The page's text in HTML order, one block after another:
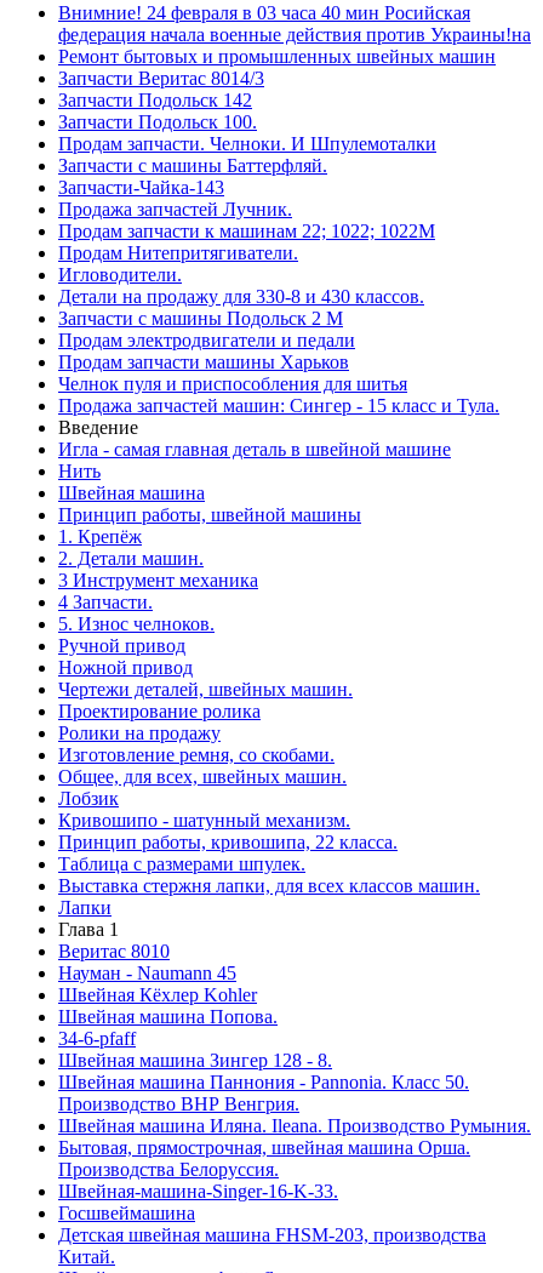
Внимние! 24 февраля в 03 часа 40 мин Росийская
федерация начала военные действия против Украины!на
Ремонт бытовых и промышленных швейных машин
Запчасти Веритас 8014/3
Запчасти Подольск 142
Запчасти Подольск 100.
Продам запчасти. Челноки. И Шпулемоталки
Запчасти с машины Баттерфляй.
Запчасти-Чайка-143
Продажа запчастей Лучник.
Продам запчасти к машинам 22; 1022; 1022М
Продам Нитепритягиватели.
Игловодители.
Детали на продажу для 330-8 и 430 классов.
Запчасти с машины Подольск 2 М
Продам электродвигатели и педали
Продам запчасти машины Харьков
Челнок пуля и приспособления для шитья
Продажа запчастей машин: Сингер - 15 класс и Тула.
Введение
Игла - самая главная деталь в швейной машине
Нить
Швейная машина
Принцип работы, швейной машины
1. Крепёж
2. Детали машин.
3 Инструмент механика
4 Запчасти.
5. Износ челноков.
Ручной привод
Ножной привод
Чертежи деталей, швейных машин.
Проектирование ролика
Ролики на продажу
Изготовление ремня, со скобами.
Общее, для всех, швейных машин.
Лобзик
Кривошипо - шатунный механизм.
Принцип работы, кривошипа, 22 класса.
Таблица с размерами шпулек.
Выставка стержня лапки, для всех классов машин.
Лапки
Глава 1
Веритас 8010
Науман - Naumann 45
Швейная Кёхлер Kohler
Швейная машина Попова.
34-6-pfaff
Швейная машина Зингер 128 - 8.
Швейная машина Паннония - Pannonia. Класс 50.
Производство ВНР Венгрия.
Швейная машина Иляна. Ileana. Производство Румыния.
Бытовая, прямострочная, швейная машина Орша.
Производства Белоруссия.
Швейная-машина-Singer-16-K-33.
Госшвеймашина
Детская швейная машина FHSM-203, производства
Китай.